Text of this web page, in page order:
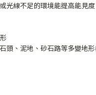
光線不足的環境能提高能見
頭、泥地、砂石路等多變地